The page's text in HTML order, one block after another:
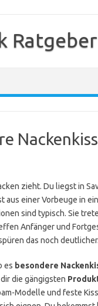
Ratgeber
zieht. Du liegst in
aus einer Vorbeuge in
sind typisch. Sie
Anfänger und
das noch deutlicher.
es besondere
die gängigsten
Modelle und feste